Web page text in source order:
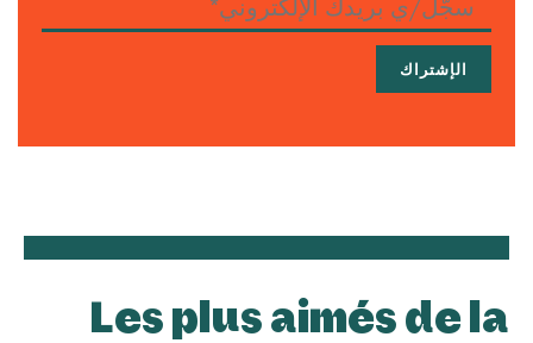
Les plus aimés de la